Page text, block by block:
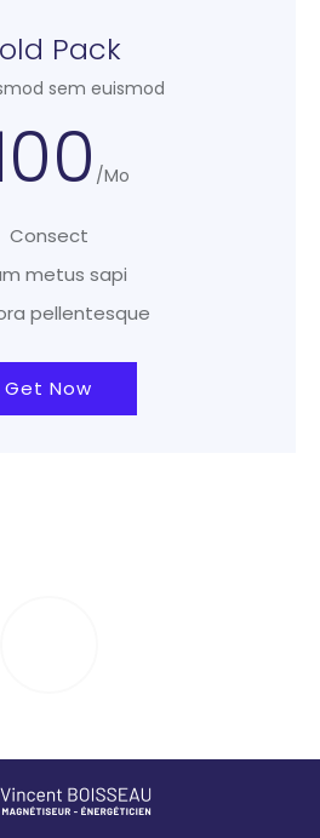
Pack
sem euismod
/Mo
Consect
metus sapi
pellentesque
Get Now